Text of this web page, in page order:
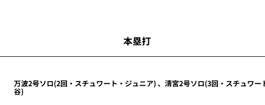
本塁打
万波2号ソロ(2回・ スチュワート・ジュニア) 、 清宮2号ソロ(3回・ スチュワー
谷)